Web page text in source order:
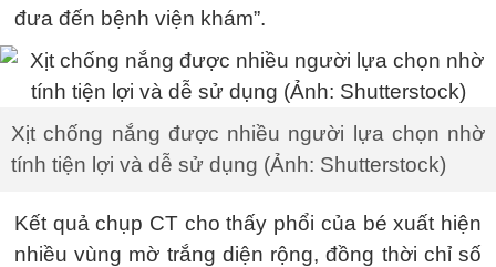
đưa đến bệnh viện khám”.
Xịt chống nắng được nhiều người lựa chọn nhờ
tính tiện lợi và dễ sử dụng (Ảnh: Shutterstock)
Kết quả chụp CT cho thấy phổi của bé xuất hiện
nhiều vùng mờ trắng diện rộng, đồng thời chỉ số